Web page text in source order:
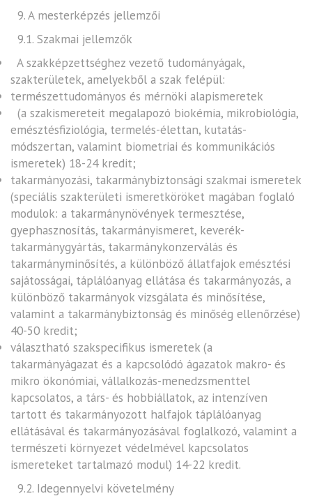
9. A mesterképzés jellemzői
9.1. Szakmai jellemzők
A szakképzettséghez vezető tudományágak,
szakterületek, amelyekből a szak felépül:
természettudományos és mérnöki alapismeretek
(a szakismereteit megalapozó biokémia, mikrobiológia,
emésztésfiziológia, termelés-élettan, kutatás-
módszertan, valamint biometriai és kommunikációs
ismeretek) 18-24 kredit;
takarmányozási, takarmánybiztonsági szakmai ismeretek
(speciális szakterületi ismeretköröket magában foglaló
modulok: a takarmánynövények termesztése,
gyephasznosítás, takarmányismeret, keverék-
takarmánygyártás, takarmánykonzerválás és
takarmányminősítés, a különböző állatfajok emésztési
sajátosságai, táplálóanyag ellátása és takarmányozás, a
különböző takarmányok vizsgálata és minősítése,
valamint a takarmánybiztonság és minőség ellenőrzése)
40-50 kredit;
választható szakspecifikus ismeretek (a
takarmányágazat és a kapcsolódó ágazatok makro- és
mikro ökonómiai, vállalkozás-menedzsmenttel
kapcsolatos, a társ- és hobbiállatok, az intenzíven
tartott és takarmányozott halfajok táplálóanyag
ellátásával és takarmányozásával foglalkozó, valamint a
természeti környezet védelmével kapcsolatos
ismereteket tartalmazó modul) 14-22 kredit.
9.2. Idegennyelvi követelmény